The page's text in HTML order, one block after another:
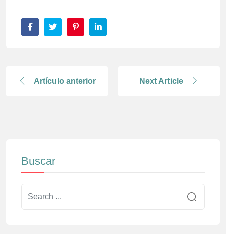
Artículo anterior Next Article
Buscar